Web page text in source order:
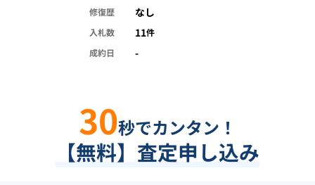
修復歴
なし
入札数 11件
成約日
-
30秒でカンタン！
【無料】査定申し込み